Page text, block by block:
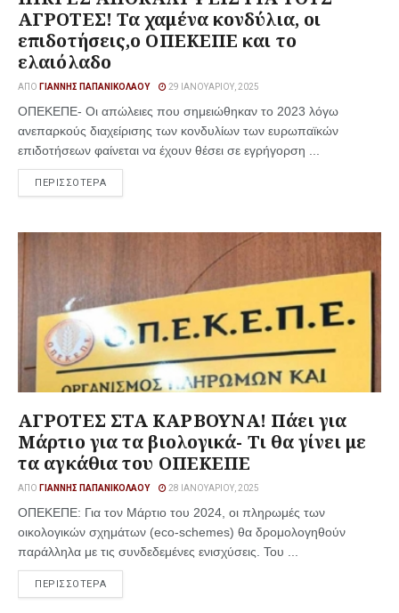
ΑΓΡΟΤΕΣ! Τα χαμένα κονδύλια, οι
επιδοτήσεις,ο ΟΠΕΚΕΠΕ και το
ελαιόλαδο
ΑΠΌ ΓΙΆΝΝΗΣ ΠΑΠΑΝΙΚΟΛΆΟΥ 29 ΙΑΝΟΥΑΡΊΟΥ, 2025
ΟΠΕΚΕΠΕ- Οι απώλειες που σημειώθηκαν το 2023 λόγω
ανεπαρκούς διαχείρισης των κονδυλίων των ευρωπαϊκών
επιδοτήσεων φαίνεται να έχουν θέσει σε εγρήγορση ...
ΠΕΡΙΣΣΟΤΕΡΑ
ΑΓΡΟΤΕΣ ΣΤΑ ΚΑΡΒΟΥΝΑ! Πάει για
Μάρτιο για τα βιολογικά- Τι θα γίνει με
τα αγκάθια του ΟΠΕΚΕΠΕ
ΑΠΌ ΓΙΆΝΝΗΣ ΠΑΠΑΝΙΚΟΛΆΟΥ 28 ΙΑΝΟΥΑΡΊΟΥ, 2025
ΟΠΕΚΕΠΕ: Για τον Μάρτιο του 2024, οι πληρωμές των
οικολογικών σχημάτων (eco-schemes) θα δρομολογηθούν
παράλληλα με τις συνδεδεμένες ενισχύσεις. Του ...
ΠΕΡΙΣΣΟΤΕΡΑ